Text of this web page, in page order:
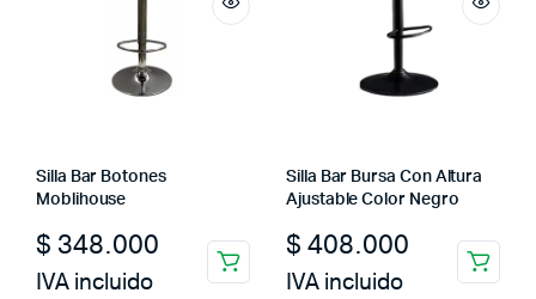
Silla Bar Botones
Moblihouse
$ 348.000
IVA incluido
Silla Bar Bursa Con Altura
Ajustable Color Negro
$ 408.000
IVA incluido